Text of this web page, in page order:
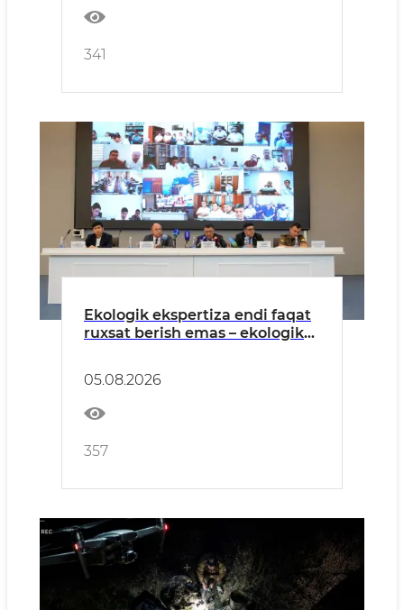
341
Ekologik ekspertiza endi faqat
ruxsat berish emas – ekologik
05.08.2026
357